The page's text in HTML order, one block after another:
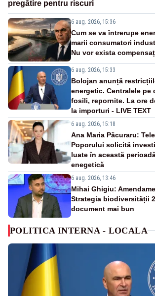
pregătire pentru riscuri
6 aug. 2026, 15:36
Cum se va întrerupe
marii consumatori
Nu vor exista
6 aug. 2026, 15:33
Bolojan anunță
energetic. Centralele pe
fosili, repornite. La ore
la importuri - LIVE TEXT
6 aug. 2026, 15:18
Ana Maria Păcuraru:
Poporului solicită
luate în această
enegetică
6 aug. 2026, 13:46
Mihai Ghigiu:
Strategia biodiversității
document mai bun
POLITICA INTERNA - LOCALA